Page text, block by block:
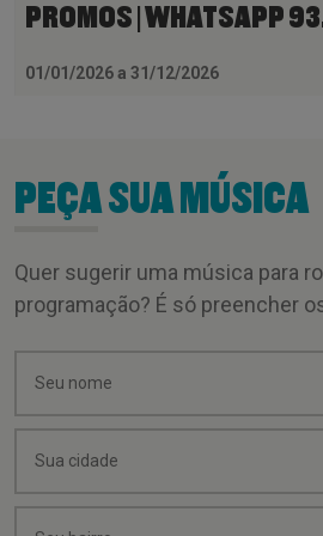
PROMOS | WHATSAPP
01/01/2026 a 31/12/2026
PEÇA SUA MÚSICA
Quer sugerir uma música para
programação? É só preencher